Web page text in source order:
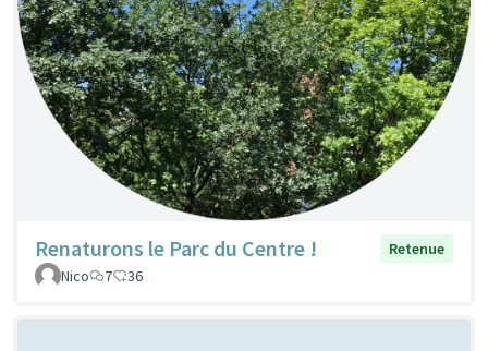
Renaturons le Parc du Centre !
Retenue
Nico
7 36